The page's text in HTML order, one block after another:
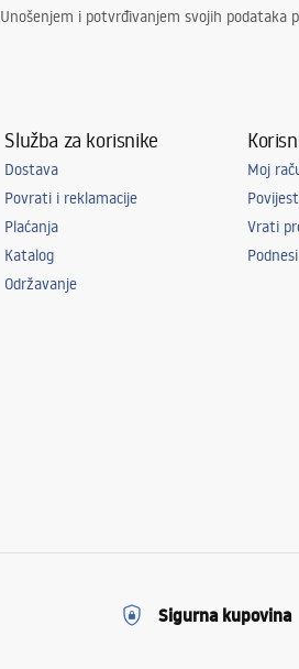
Unošenjem i potvrđivanjem svojih
Služba za korisnike
Dostava
Povrati i reklamacije
Plaćanja
Katalog
Održavanje
Moj
Vrati
Sigurna kupovina